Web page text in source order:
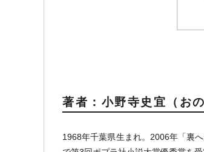
著者：小野寺史宜（お
1968年千葉県生まれ。2006年「裏